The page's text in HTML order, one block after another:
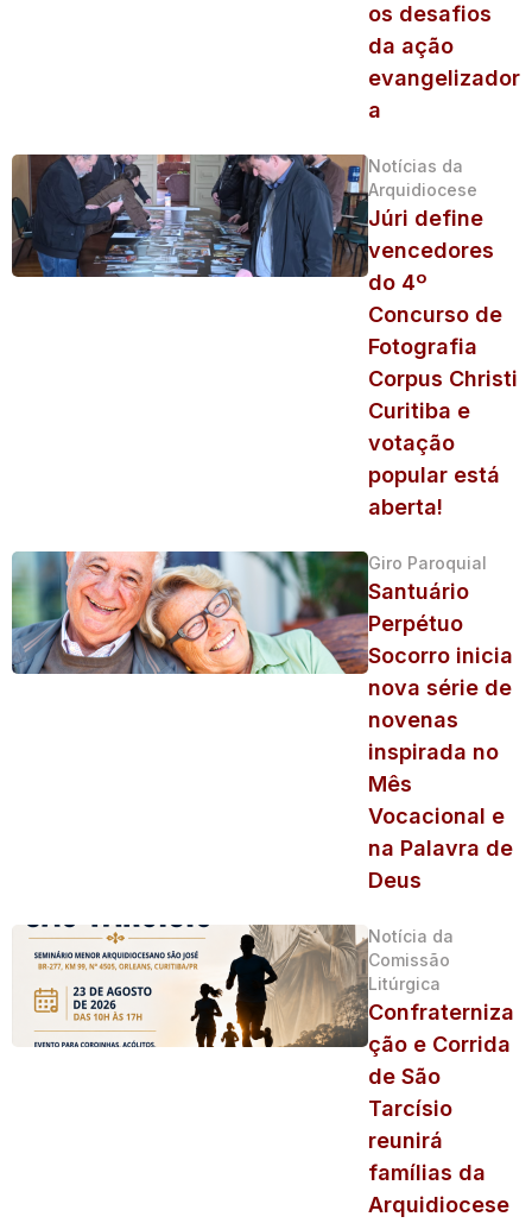
os desafios
da ação
evangelizador
a
Notícias da
Arquidiocese
Júri define
vencedores
do 4º
Concurso de
Fotografia
Corpus Christi
Curitiba e
votação
popular está
aberta!
Giro Paroquial
Santuário
Perpétuo
Socorro inicia
nova série de
novenas
inspirada no
Mês
Vocacional e
na Palavra de
Deus
Notícia da
Comissão
Litúrgica
Confraterniza
ção e Corrida
de São
Tarcísio
reunirá
famílias da
Arquidiocese